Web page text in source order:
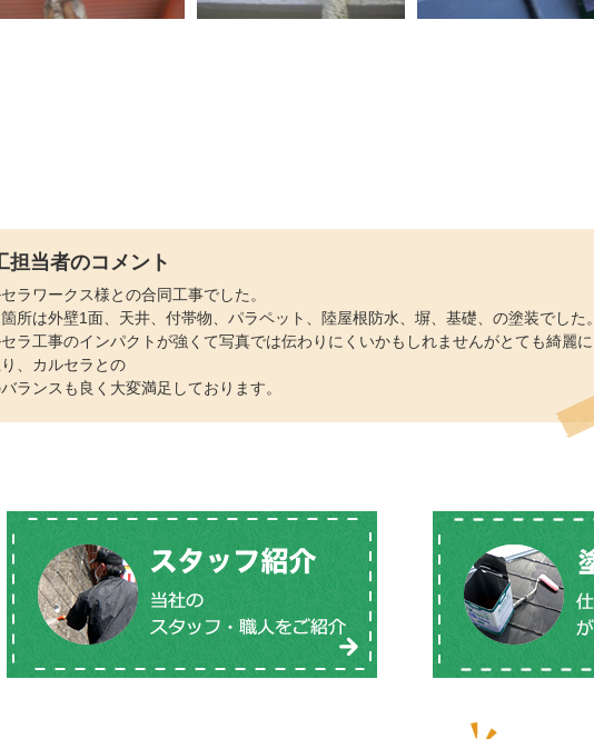
担当者のコメント
ラワークス様との合同工事でした。
所は外壁1面、天井、付帯物、パラペット、陸屋根防水、塀、基礎、の塗装でした。
ラ工事のインパクトが強くて写真では伝わりにくいかもしれませんがとても綺麗に
、カルセラとの
ランスも良く大変満足しております。